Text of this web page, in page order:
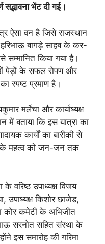
सद्भावना भेंट दी गई।
ऐसा वन है जिसे राजस्थान
हरिभाऊ बागड़े साहब के कर-
सम्मानित किया गया है।
पेड़ों के सफल रोपण और
स्पष्ट प्रमाण है।
मर्लेचा और कार्याध्यक्ष
में बताया कि इस यात्रा का
कार्यों का बारीकी से
के महत्व को जन-जन तक
वरिष्ठ उपाध्यक्ष विजय
उपाध्यक्ष किशोर छाजेड,
कोर कमेटी के अभिजीत
सरनोत सहित संस्था के
इस समारोह की गरिमा